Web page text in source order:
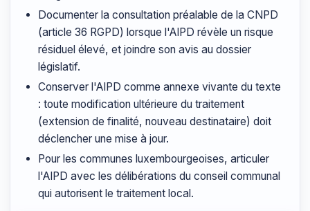
Documenter la consultation préalable de la CNPD
(article 36 RGPD) lorsque l'AIPD révèle un risque
résiduel élevé, et joindre son avis au dossier
législatif.
Conserver l'AIPD comme annexe vivante du texte
: toute modification ultérieure du traitement
(extension de finalité, nouveau destinataire) doit
déclencher une mise à jour.
Pour les communes luxembourgeoises, articuler
l'AIPD avec les délibérations du conseil communal
qui autorisent le traitement local.